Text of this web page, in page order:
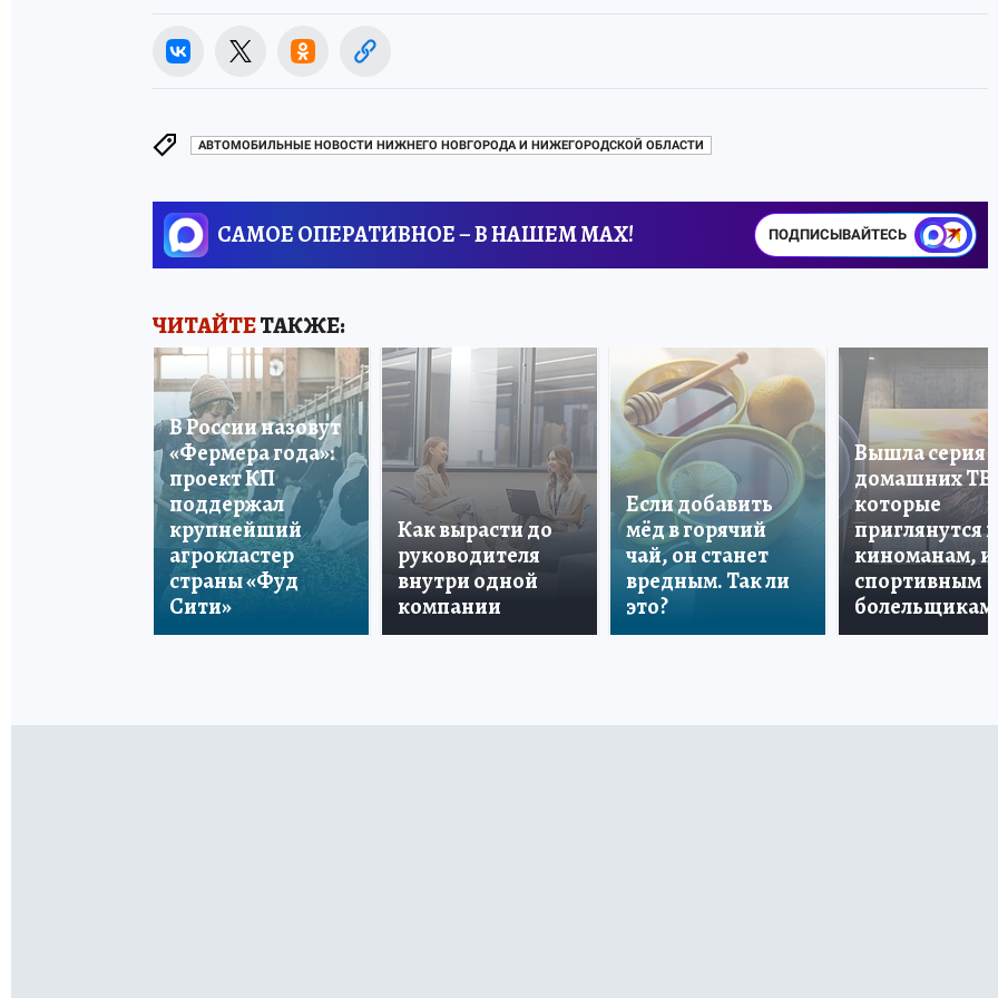
АВТОМОБИЛЬНЫЕ НОВОСТИ НИЖНЕГО НОВГОРОДА И НИЖЕГОРОДСКОЙ ОБЛАСТИ
САМОЕ ОПЕРАТИВНОЕ – В НАШЕМ MAX! ПОДПИСЫВАЙТЕСЬ
ЧИТАЙТЕТАКЖЕ:
В России назовут
«Фермера года»:
проект КП
поддержал
крупнейший
агрокластер
страны «Фуд
Сити»
Как вырасти до
руководителя
внутри одной
компании
Если добавить
мёд в горячий
чай, он станет
вредным. Так ли
это?
Вышла серия
домашних ТВ,
которые
приглянутся и
киноманам, и
спортивным
болельщикам